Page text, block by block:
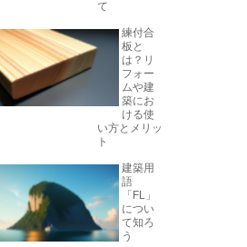
て
練付合
板と
は？リ
フォー
ムや建
築にお
ける使
い方とメリッ
ト
建築用
語
「FL」
につい
て知ろ
う